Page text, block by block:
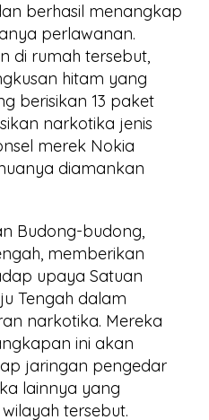
berhasil menangkap
perlawanan.
di rumah tersebut,
hitam yang
berisikan 13 paket
narkotika jenis
merek Nokia
diamankan
Budong-budong,
memberikan
upaya Satuan
Tengah dalam
narkotika. Mereka
ini akan
jaringan pengedar
lainnya yang
tersebut.